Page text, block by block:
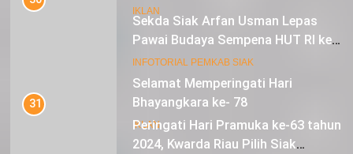
IKLAN
Selamat Hari Lingkungan Hidup
Sedunia
IKLAN
Sekda Siak Arfan Usman Lepas
Pawai Budaya Sempena HUT RI ke-
79
INFOTORIAL PEMKAB SIAK
31
Peringati Hari Pramuka ke-63 tahun
2024, Kwarda Riau Pilih Siak